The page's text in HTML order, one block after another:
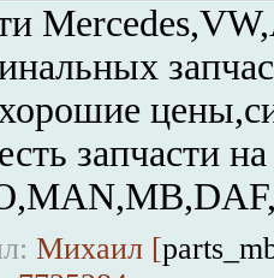
запчасти
Михаил [